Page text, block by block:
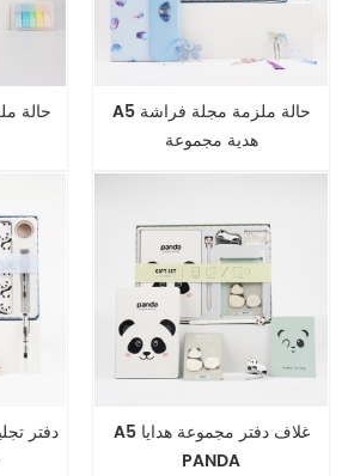
A5 حالة ملزمة مجلة فراشة
هدية مجموعة
A5 غلاف دفتر مجموعة هدايا
PANDA